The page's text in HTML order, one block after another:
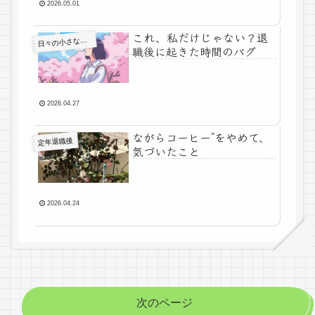
2026.05.01
日
々の小さな幸せ
これ、私だけじゃない？退
職後に起きた時間のバグ
2026.04.27
定年退職後
ながらコーヒー”をやめて、
気づいたこと
2026.04.24
次のページ